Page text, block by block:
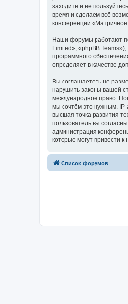
заходите и не
время и сделаем всё
конференции «Матричное
Наши форумы работают
Limited», «phpBB
программного
определяет в качестве
Вы соглашаетесь не
нарушить законы вашей
международное право.
мы сочтём это нужным.
высшая точка развития
пользователь вы
администрация
которые могут привести к
Список форумов